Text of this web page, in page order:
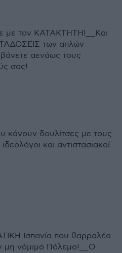
με τον ΚΑΤΑΚΤΗΤΗ!__Και
των απλών
αενάως τους
σας!
κάνουν δουλίτσες με τους
και αντιστασιακοί.
Ισπανία που θαρραλέα
νόμιμο Πόλεμο!__Ο